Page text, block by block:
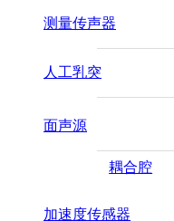
测量传声器
人工乳突
面声源
耦合腔
加速度传感器